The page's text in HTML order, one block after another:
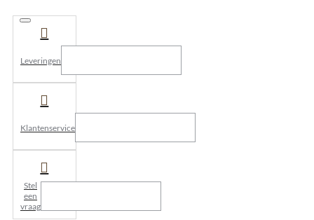
Leveringen
Klantenservice
Stel
een
vraag